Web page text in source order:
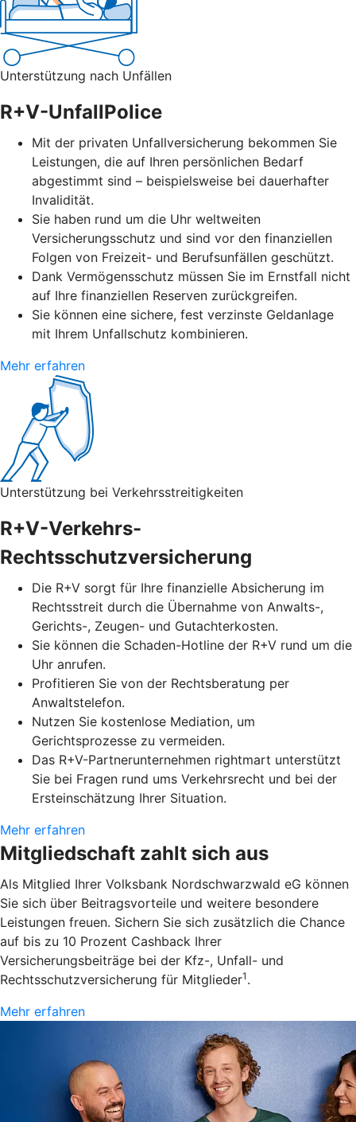
Unterstützung nach Unfällen
R+V-UnfallPolice
Mit der privaten Unfallversicherung bekommen Sie
Leistungen, die auf Ihren persönlichen Bedarf
abgestimmt sind – beispielsweise bei dauerhafter
Invalidität.
Sie haben rund um die Uhr weltweiten
Versicherungsschutz und sind vor den finanziellen
Folgen von Freizeit- und Berufsunfällen geschützt.
Dank Vermögensschutz müssen Sie im Ernstfall nicht
auf Ihre finanziellen Reserven zurückgreifen.
Sie können eine sichere, fest verzinste Geldanlage
mit Ihrem Unfallschutz kombinieren.
Mehr erfahren
Unterstützung bei Verkehrsstreitigkeiten
R+V-Verkehrs-
Rechtsschutzversicherung
Die R+V sorgt für Ihre finanzielle Absicherung im
Rechtsstreit durch die Übernahme von Anwalts-,
Gerichts-, Zeugen- und Gutachterkosten.
Sie können die Schaden-Hotline der R+V rund um die
Uhr anrufen.
Profitieren Sie von der Rechtsberatung per
Anwaltstelefon.
Nutzen Sie kostenlose Mediation, um
Gerichtsprozesse zu vermeiden.
Das R+V-Partnerunternehmen rightmart unterstützt
Sie bei Fragen rund ums Verkehrsrecht und bei der
Ersteinschätzung Ihrer Situation.
Mehr erfahren
Mitgliedschaft zahlt sich aus
Als Mitglied Ihrer Volksbank Nordschwarzwald eG können
Sie sich über Beitragsvorteile und weitere besondere
Leistungen freuen. Sichern Sie sich zusätzlich die Chance
auf bis zu 10 Prozent Cashback Ihrer
Versicherungsbeiträge bei der Kfz-, Unfall- und
Rechtsschutzversicherung für Mitglieder1 .
Mehr erfahren